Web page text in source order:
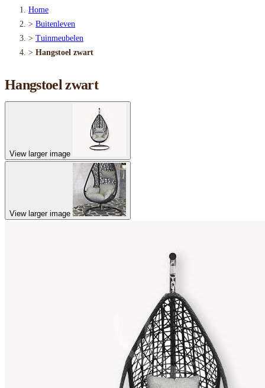
Home
> Buitenleven
> Tuinmeubelen
> Hangstoel zwart
Hangstoel zwart
View larger image
View larger image